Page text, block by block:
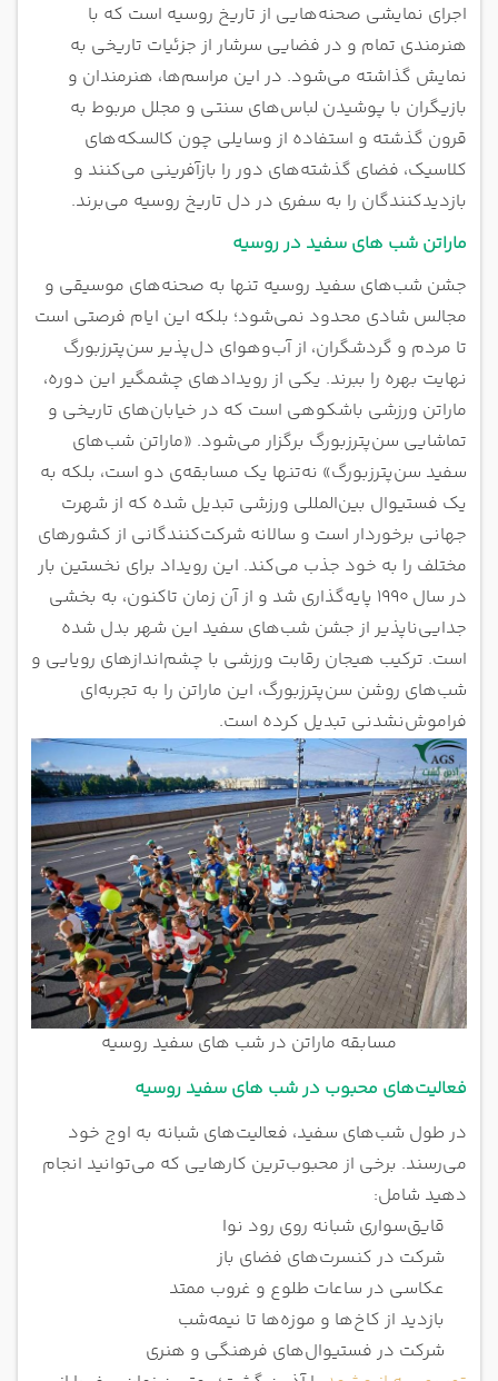
اجرای نمایشی صحنه‌هایی از تاریخ روسیه است که با
هنرمندی تمام و در فضایی سرشار از جزئیات تاریخی به
نمایش گذاشته می‌شود. در این مراسم‌ها، هنرمندان و
بازیگران با پوشیدن لباس‌های سنتی و مجلل مربوط به
قرون گذشته و استفاده از وسایلی چون کالسکه‌های
کلاسیک، فضای گذشته‌های دور را بازآفرینی می‌کنند و
بازدیدکنندگان را به سفری در دل تاریخ روسیه می‌برند.
ماراتن شب های سفید در روسیه
جشن شب‌های سفید روسیه تنها به صحنه‌های موسیقی و
مجالس شادی محدود نمی‌شود؛ بلکه این ایام فرصتی است
تا مردم و گردشگران، از آب‌وهوای دل‌پذیر سن‌پترزبورگ
نهایت بهره را ببرند. یکی از رویدادهای چشمگیر این دوره،
ماراتن ورزشی باشکوهی است که در خیابان‌های تاریخی و
تماشایی سن‌پترزبورگ برگزار می‌شود. «ماراتن شب‌های
سفید سن‌پترزبورگ» نه‌تنها یک مسابقه‌ی دو است، بلکه به
یک فستیوال بین‌المللی ورزشی تبدیل شده که از شهرت
جهانی برخوردار است و سالانه شرکت‌کنندگانی از کشورهای
مختلف را به خود جذب می‌کند. این رویداد برای نخستین بار
در سال ۱۹۹۰ پایه‌گذاری شد و از آن زمان تاکنون، به بخشی
جدایی‌ناپذیر از جشن شب‌های سفید این شهر بدل شده
است. ترکیب هیجان رقابت ورزشی با چشم‌اندازهای رویایی و
شب‌های روشن سن‌پترزبورگ، این ماراتن را به تجربه‌ای
فراموش‌نشدنی تبدیل کرده است.
مسابقه ماراتن در شب های سفید روسیه
فعالیت‌های محبوب در شب های سفید روسیه
در طول شب‌های سفید، فعالیت‌های شبانه به اوج خود
می‌رسند. برخی از محبوب‌ترین کارهایی که می‌توانید انجام
دهید شامل:
قایق‌سواری شبانه روی رود نوا
شرکت در کنسرت‌های فضای باز
عکاسی در ساعات طلوع و غروب ممتد
بازدید از کاخ‌ها و موزه‌ها تا نیمه‌شب
شرکت در فستیوال‌های فرهنگی و هنری